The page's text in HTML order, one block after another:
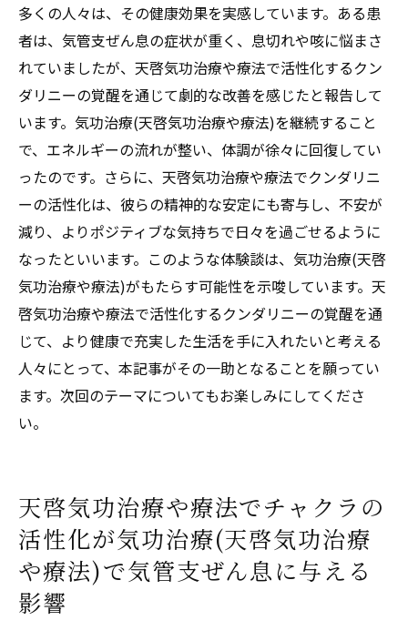
気功治療(天啓気功治療や療法)でのエネルギ
ー調整体験談
天啓気功治療や療法で活性化するチャクラを整
え気管支ぜん息の症状を和らげる気功治療法(天
啓気功治療や療法)
天啓気功治療や療法で活性化するチャクラ
整合がもたらす身体への影響
気管支ぜん息に働きかける天啓気功治療や
療法で活性化するチャクラ活性化法
天啓気功治療や療法で活性化するチャクラ
バランスと呼吸の質の向上
実践的な天啓気功治療や療法で活性化する
チャクラ調整エクササイズ
気功治療(天啓気功治療や療法)でのチャクラ
多くの人々は、その健康効果を実感しています。ある患
者は、気管支ぜん息の症状が重く、息切れや咳に悩まさ
れていましたが、天啓気功治療や療法で活性化するクン
ダリニーの覚醒を通じて劇的な改善を感じたと報告して
います。気功治療(天啓気功治療や療法)を継続すること
で、エネルギーの流れが整い、体調が徐々に回復してい
ったのです。さらに、天啓気功治療や療法でクンダリニ
ーの活性化は、彼らの精神的な安定にも寄与し、不安が
減り、よりポジティブな気持ちで日々を過ごせるように
なったといいます。このような体験談は、気功治療(天啓
気功治療や療法)がもたらす可能性を示唆しています。天
啓気功治療や療法で活性化するクンダリニーの覚醒を通
じて、より健康で充実した生活を手に入れたいと考える
人々にとって、本記事がその一助となることを願ってい
ます。次回のテーマについてもお楽しみにしてくださ
い。
天啓気功治療や療法でチャクラの
活性化が気功治療(天啓気功治療
や療法)で気管支ぜん息に与える
影響